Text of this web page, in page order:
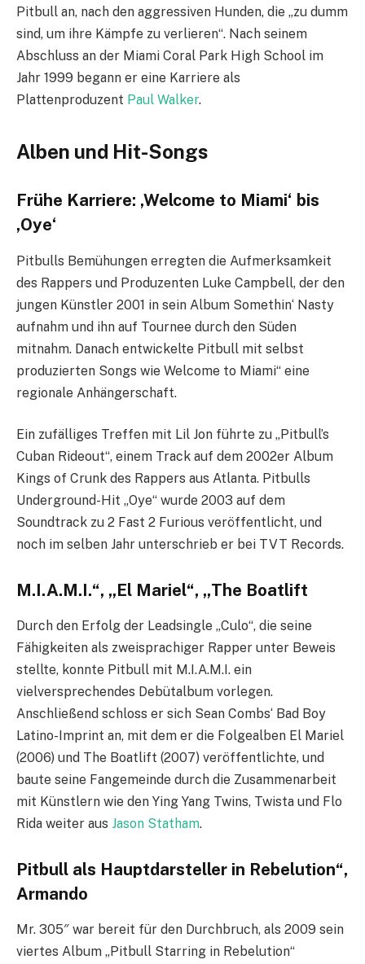
Pitbull an, nach den aggressiven Hunden, die „zu dumm
sind, um ihre Kämpfe zu verlieren“. Nach seinem
Abschluss an der Miami Coral Park High School im
Jahr 1999 begann er eine Karriere als
Plattenproduzent Paul Walker.
Alben und Hit-Songs
Frühe Karriere: ‚Welcome to Miami‘ bis
‚Oye‘
Pitbulls Bemühungen erregten die Aufmerksamkeit
des Rappers und Produzenten Luke Campbell, der den
jungen Künstler 2001 in sein Album Somethin‘ Nasty
aufnahm und ihn auf Tournee durch den Süden
mitnahm. Danach entwickelte Pitbull mit selbst
produzierten Songs wie Welcome to Miami“ eine
regionale Anhängerschaft.
Ein zufälliges Treffen mit Lil Jon führte zu „Pitbull’s
Cuban Rideout“, einem Track auf dem 2002er Album
Kings of Crunk des Rappers aus Atlanta. Pitbulls
Underground-Hit „Oye“ wurde 2003 auf dem
Soundtrack zu 2 Fast 2 Furious veröffentlicht, und
noch im selben Jahr unterschrieb er bei TVT Records.
M.I.A.M.I.“, „El Mariel“, „The Boatlift
Durch den Erfolg der Leadsingle „Culo“, die seine
Fähigkeiten als zweisprachiger Rapper unter Beweis
stellte, konnte Pitbull mit M.I.A.M.I. ein
vielversprechendes Debütalbum vorlegen.
Anschließend schloss er sich Sean Combs‘ Bad Boy
Latino-Imprint an, mit dem er die Folgealben El Mariel
(2006) und The Boatlift (2007) veröffentlichte, und
baute seine Fangemeinde durch die Zusammenarbeit
mit Künstlern wie den Ying Yang Twins, Twista und Flo
Rida weiter aus Jason Statham.
Pitbull als Hauptdarsteller in Rebelution“,
Armando
Mr. 305″ war bereit für den Durchbruch, als 2009 sein
viertes Album „Pitbull Starring in Rebelution“